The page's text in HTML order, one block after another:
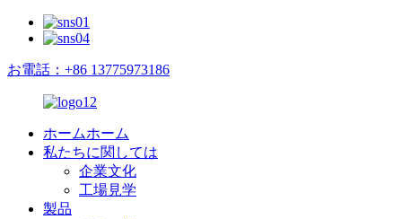
お電話：+86 13775973186
ホームホーム
私たちに関しては
企業文化
工場見学
製品